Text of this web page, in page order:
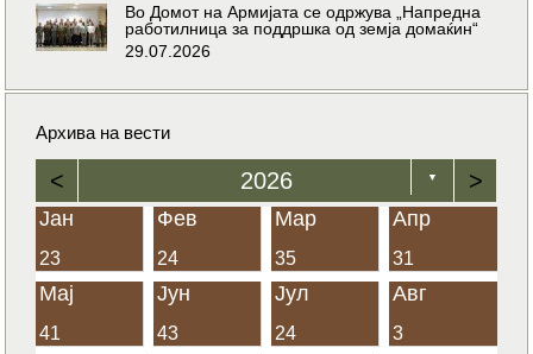
Во Домот на Армијата се одржува „Напредна
работилница за поддршка од земја домаќин“
29.07.2026
Архива на вести
< 2026 ▼ >
Јан
23
Фев
24
Мар
35
Апр
31
Мај
41
Јун
43
Јул
24
Авг
3